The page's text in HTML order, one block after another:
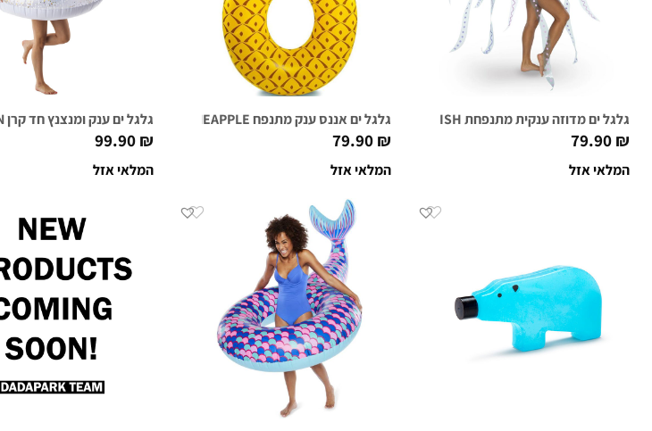
גלגל ים מדוזה ענקית מתנפחת GIANT JELLYFISH
79.90 ₪
המלאי אזל
גלגל ים אננס ענק מתנפח GIANT PINEAPPLE
79.90 ₪
המלאי אזל
גלגל ים ענק ומנצנץ חד קרן SPARKLING UNICORN
99.90 ₪
המלאי אזל